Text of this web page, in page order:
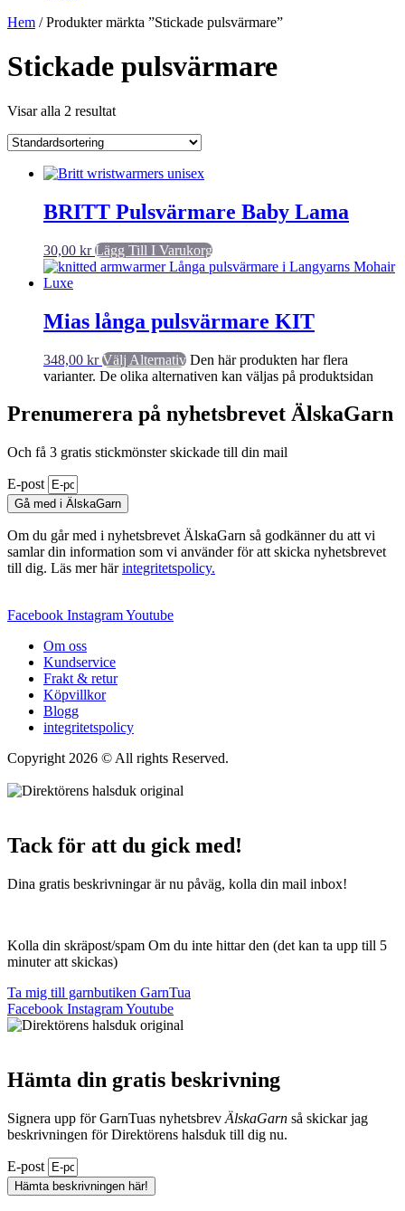
Hem / Produkter märkta ”Stickade pulsvärmare”
Stickade pulsvärmare
Visar alla 2 resultat
BRITT Pulsvärmare Baby Lama
30,00 kr Lägg Till I Varukorg
Mias långa pulsvärmare KIT
348,00 kr Välj Alternativ Den här produkten har flera
varianter. De olika alternativen kan väljas på produktsidan
Prenumerera på nyhetsbrevet ÄlskaGarn
Och få 3 gratis stickmönster skickade till din mail
E-post
Gå med i ÄlskaGarn
Om du går med i nyhetsbrevet ÄlskaGarn så godkänner du att vi
samlar din information som vi använder för att skicka nyhetsbrevet
till dig. Läs mer härintegritetspolicy.
Facebook InstagramYoutube
Om oss
Kundservice
Frakt & retur
Köpvillkor
Blogg
integritetspolicy
Copyright 2026 © All rights Reserved.
Tack för att du gick med!
Dina gratis beskrivningar är nu påväg, kolla din mail inbox!
Kolla din skräpost/spam Om du inte hittar den (det kan ta upp till 5
minuter att skickas)
Ta mig till garnbutiken GarnTua
Facebook InstagramYoutube
Hämta din gratis beskrivning
Signera upp för GarnTuas nyhetsbrev ÄlskaGarn så skickar jag
beskrivningen för Direktörens halsduk till dig nu.
E-post
Hämta beskrivningen här!